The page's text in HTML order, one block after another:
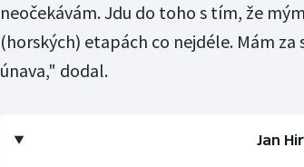
neočekávám. Jdu do toho s tím, že
(horských) etapách co nejdéle. Mám za
únava," dodal.
Jan